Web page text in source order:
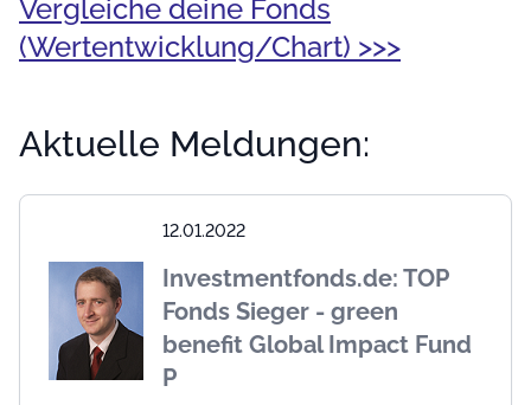
Vergleiche deine Fonds
(Wertentwicklung/Chart) >>>
Aktuelle Meldungen:
12.01.2022
Investmentfonds.de: TOP
Fonds Sieger - green
benefit Global Impact Fund
P